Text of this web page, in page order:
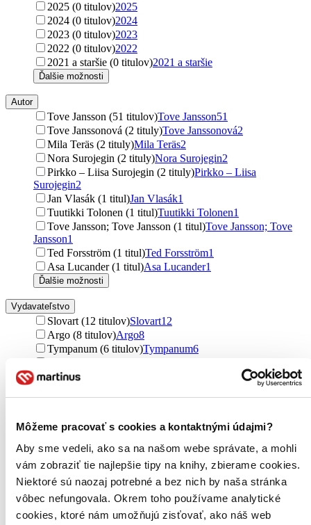
Môžeme pracovať s cookies a kontaktnými údajmi?
Aby sme vedeli, ako sa na našom webe správate, a mohli
vám zobraziť tie najlepšie tipy na knihy, zbierame cookies.
Niektoré sú naozaj potrebné a bez nich by naša stránka
vôbec nefungovala. Okrem toho používame analytické
cookies, ktoré nám umožňujú zisťovať, ako náš web
2025 (0 titulov)2025
2024 (0 titulov)2024
2023 (0 titulov)2023
2022 (0 titulov)2022
2021 a staršie (0 titulov)2021 a staršie
Ďalšie možnosti
Autor
Tove Jansson (51 titulov)Tove Jansson51
Tove Janssonová (2 tituly)Tove Janssonová2
Mila Teräs (2 tituly)Mila Teräs2
Nora Surojegin (2 tituly)Nora Surojegin2
Pirkko – Liisa Surojegin (2 tituly)Pirkko – Liisa
Surojegin2
Jan Vlasák (1 titul)Jan Vlasák1
Tuutikki Tolonen (1 titul)Tuutikki Tolonen1
Tove Jansson; Tove Jansson (1 titul)Tove Jansson; Tove
Jansson1
Ted Forsström (1 titul)Ted Forsström1
Asa Lucander (1 titul)Asa Lucander1
Ďalšie možnosti
Vydavateľstvo
Slovart (12 titulov)Slovart12
Argo (8 titulov)Argo8
Tympanum (6 titulov)Tympanum6
Sort of Books (5 titulov)
Penguin Books (2 tituly)Penguin Books2
Kavka (2 tituly) Kavka 2
Stonožka (2 tituly)Stonožka
Arkus
Portál (1 titul) Portál1
Ďalšie možnosti